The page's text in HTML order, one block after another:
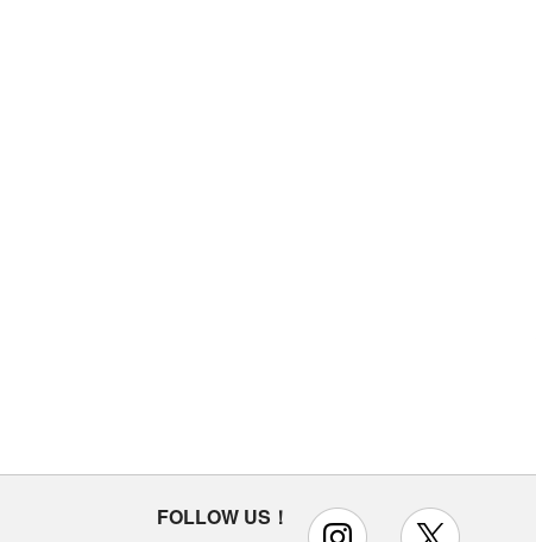
FOLLOW US！ instagram